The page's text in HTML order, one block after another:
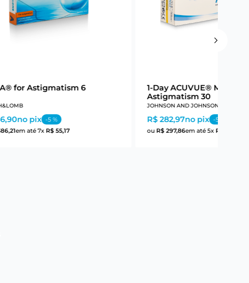
for Astigmatism 6
no pix -5%
,21em até7x R$ 55,17
1-Day ACUVUE® Moist
Astigmatism 30
JOHNSON AND JOHNSON
R$ 282,97no pix -5
ou R$ 297,86em até5x R$